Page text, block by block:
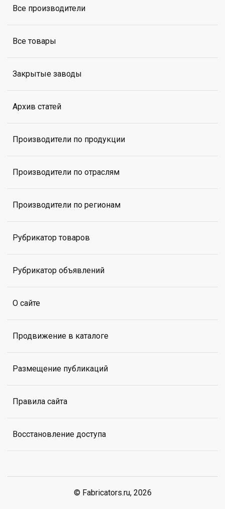
Все производители
Все товары
Закрытые заводы
Архив статей
Производители по продукции
Производители по отраслям
Производители по регионам
Рубрикатор товаров
Рубрикатор объявлений
О сайте
Продвижение в каталоге
Размещение публикаций
Правила сайта
Восстановление доступа
© Fabricators.ru, 2026